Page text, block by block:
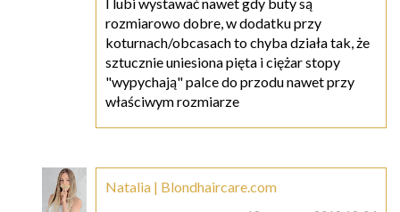
rozmiarowo dobre, w dodatku przy
koturnach/obcasach to chyba działa tak, że
sztucznie uniesiona pięta i ciężar stopy
"wypychają" palce do przodu nawet przy
właściwym rozmiarze
Natalia | Blondhaircare.com